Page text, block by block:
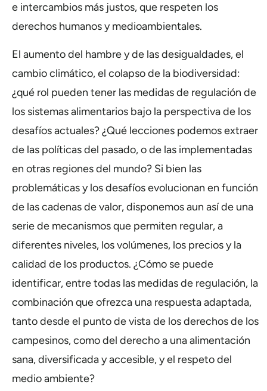
e intercambios más justos, que respeten los
derechos humanos y medioambientales.
El aumento del hambre y de las desigualdades, el
cambio climático, el colapso de la biodiversidad:
¿qué rol pueden tener las medidas de regulación de
los sistemas alimentarios bajo la perspectiva de los
desafíos actuales? ¿Qué lecciones podemos extraer
de las políticas del pasado, o de las implementadas
en otras regiones del mundo? Si bien las
problemáticas y los desafíos evolucionan en función
de las cadenas de valor, disponemos aun así de una
serie de mecanismos que permiten regular, a
diferentes niveles, los volúmenes, los precios y la
calidad de los productos. ¿Cómo se puede
identificar, entre todas las medidas de regulación, la
combinación que ofrezca una respuesta adaptada,
tanto desde el punto de vista de los derechos de los
campesinos, como del derecho a una alimentación
sana, diversificada y accesible, y el respeto del
medio ambiente?